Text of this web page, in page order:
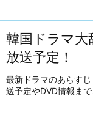
韓国ドラマ大
放送予定！
最新ドラマのあらす
送予定やDVD情報ま